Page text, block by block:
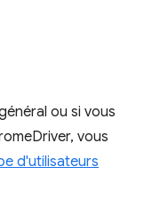
ou si vous
vous
d'utilisateurs